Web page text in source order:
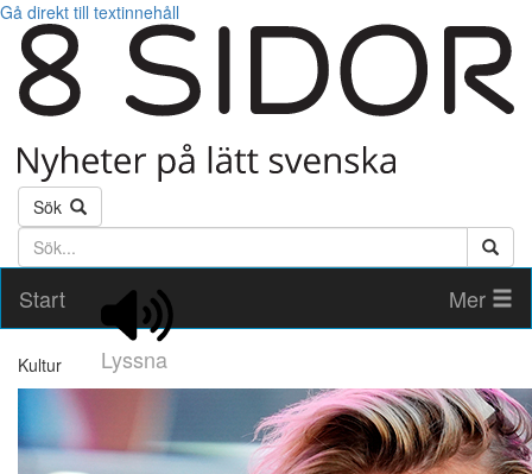
Gå direkt till textinnehåll
Sök
Söktext
Start
Lyssna
Mer
Kultur